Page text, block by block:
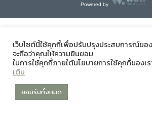
Powered by
เว็บไซต์นี้ใช้คุกกี้เพื่อปรับปรุงประสบการณ์ขอ
จะถือว่าคุณให้ความยินยอม
ในการใช้คุกกี้ภายใต้นโยบายการใช้คุกกี้ของเร
เติม
ยอมรับทั้งหมด